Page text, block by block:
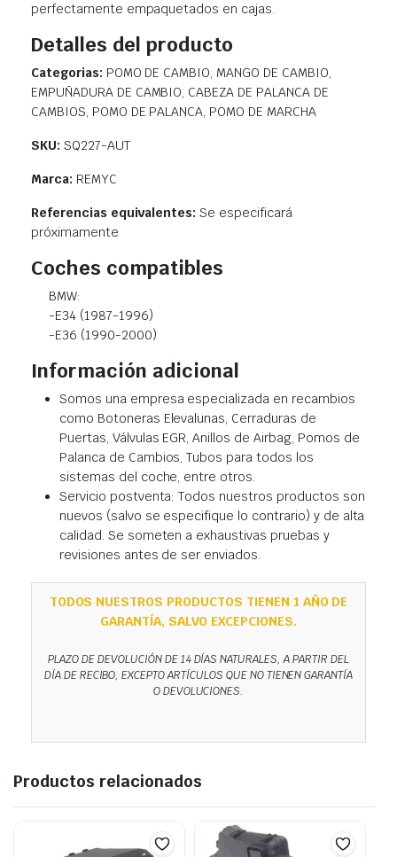
perfectamente empaquetados en cajas.
Detalles del producto
Categorias: POMO DE CAMBIO, MANGO DE CAMBIO,
EMPUÑADURA DE CAMBIO, CABEZA DE PALANCA DE
CAMBIOS, POMO DE PALANCA, POMO DE MARCHA
SKU: SQ227-AUT
Marca: REMYC
Referencias equivalentes:Se especificará
próximamente
Coches compatibles
BMW:
-E34 (1987-1996)
-E36 (1990-2000)
Información adicional
Somos una empresa especializada en recambios
como Botoneras Elevalunas, Cerraduras de
Puertas, Válvulas EGR, Anillos de Airbag, Pomos de
Palanca de Cambios, Tubos para todos los
sistemas del coche, entre otros.
Servicio postventa: Todos nuestros productos son
nuevos (salvo se especifique lo contrario) y de alta
calidad. Se someten a exhaustivas pruebas y
revisiones antes de ser enviados.
TODOS NUESTROS PRODUCTOS TIENEN 1 AÑO DE
GARANTÍA, SALVO EXCEPCIONES.
PLAZO DE DEVOLUCIÓN DE 14 DÍAS NATURALES, A PARTIR DEL
DÍA DE RECIBO, EXCEPTO ARTÍCULOS QUE NO TIENEN GARANTÍA
O DEVOLUCIONES.
Productos relacionados